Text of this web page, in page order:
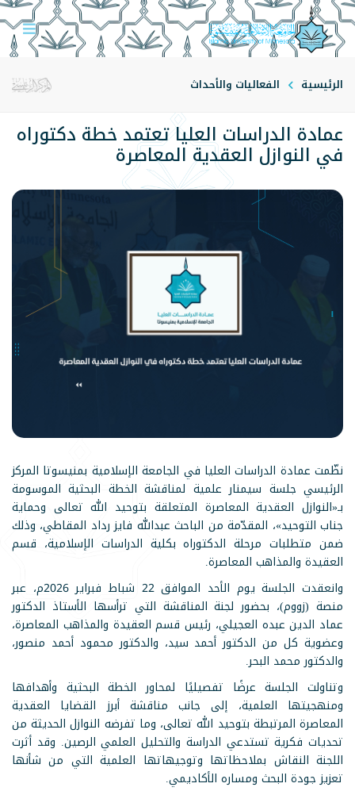
الرئيسية الفعاليات والأحداث
عمادة الدراسات العليا تعتمد خطة دكتوراه
في النوازل العقدية المعاصرة
نظّمت عمادة الدراسات العليا في الجامعة الإسلامية بمنيسوتا المركز
الرئيسي جلسة سيمنار علمية لمناقشة الخطة البحثية الموسومة
بـ«النوازل العقدية المعاصرة المتعلقة بتوحيد الله تعالى وحماية
جناب التوحيد»، المقدّمة من الباحث عبدالله فايز رداد المقاطي، وذلك
ضمن متطلبات مرحلة الدكتوراه بكلية الدراسات الإسلامية، قسم
العقيدة والمذاهب المعاصرة.
وانعقدت الجلسة يوم الأحد الموافق 22 شباط فبراير 2026م، عبر
منصة (زووم)، بحضور لجنة المناقشة التي ترأسها الأستاذ الدكتور
عماد الدين عبده العجيلي، رئيس قسم العقيدة والمذاهب المعاصرة،
وعضوية كل من الدكتور أحمد سيد، والدكتور محمود أحمد منصور،
والدكتور محمد البحر.
وتناولت الجلسة عرضًا تفصيليًا لمحاور الخطة البحثية وأهدافها
ومنهجيتها العلمية، إلى جانب مناقشة أبرز القضايا العقدية
المعاصرة المرتبطة بتوحيد الله تعالى، وما تفرضه النوازل الحديثة من
تحديات فكرية تستدعي الدراسة والتحليل العلمي الرصين. وقد أثرت
اللجنة النقاش بملاحظاتها وتوجيهاتها العلمية التي من شأنها
تعزيز جودة البحث ومساره الأكاديمي.